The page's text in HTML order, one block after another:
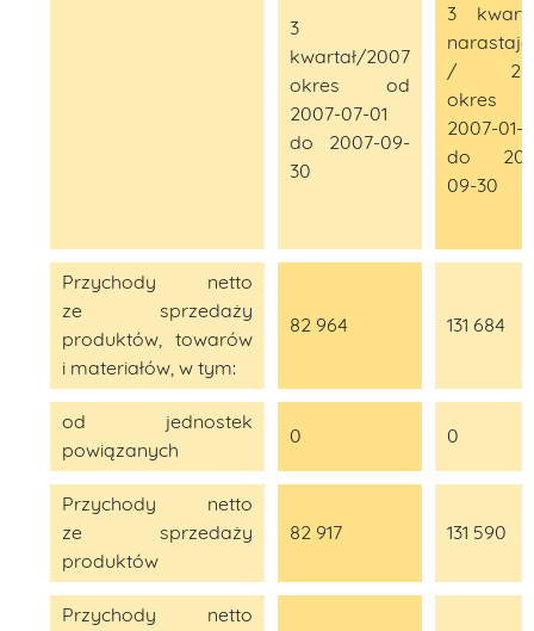
3
kwartał/2007
okres od
2007-07-01
do 2007-09-
30
3
/
okres
2007-01-
do
09-30
Przychody netto
ze sprzedaży
produktów, towarów
i materiałów, w tym:
82 964 131 684
od jednostek
powiązanych
0 0
Przychody netto
ze sprzedaży
produktów
82 917 131 590
Przychody netto